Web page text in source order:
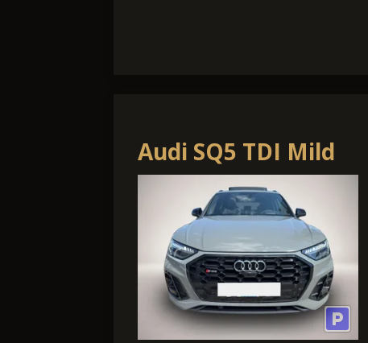
Audi SQ5 TDI Mild
Hybrid 3.0 quattro
Sport SSD HUD